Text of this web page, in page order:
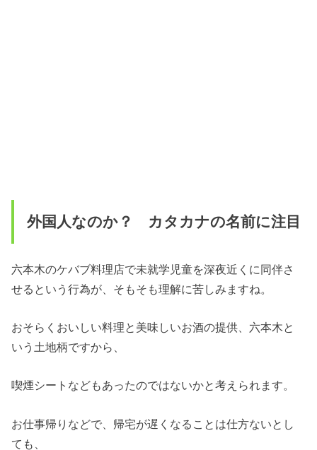
外国人なのか？ カタカナの名前に注目
六本木のケバブ料理店で未就学児童を深夜近くに同伴さ
せるという行為が、そもそも理解に苦しみますね。
おそらくおいしい料理と美味しいお酒の提供、六本木と
いう土地柄ですから、
喫煙シートなどもあったのではないかと考えられます。
お仕事帰りなどで、帰宅が遅くなることは仕方ないとし
ても、